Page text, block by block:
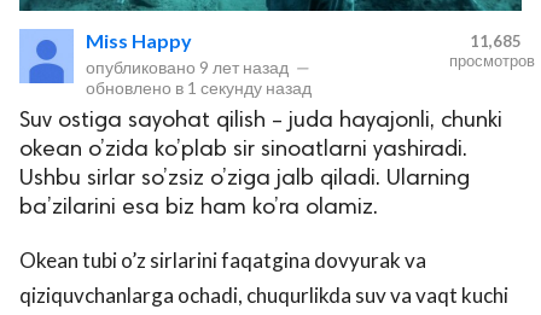
Miss Happy
опубликовано 9 лет назад —
обновлено в 1 секунду назад
11,685
просмотров
Suv ostiga sayohat qilish – juda hayajonli, chunki
okean o’zida ko’plab sir sinoatlarni yashiradi.
Ushbu sirlar so’zsiz o’ziga jalb qiladi. Ularning
ba’zilarini esa biz ham ko’ra olamiz.
Okean tubi o’z sirlarini faqatgina dovyurak va
qiziquvchanlarga ochadi, chuqurlikda suv va vaqt kuchi